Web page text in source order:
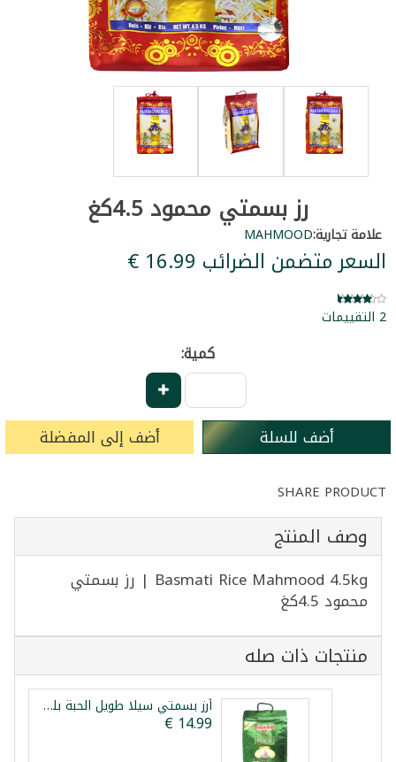
رز بسمتي محمود 4.5كغ
علامة تجارية:MAHMOOD
السعر متضمن الضرائب ‏16.99 €
2 التقييمات
كمية:
أضف للسلة أضف إلى المفضلة
SHARE PRODUCT
وصف المنتج
Basmati Rice Mahmood 4.5kg | رز بسمتي
محمود 4.5كغ
منتجات ذات صله
أرز بسمتي سيلا طويل الحبة بلدنا 4كغ